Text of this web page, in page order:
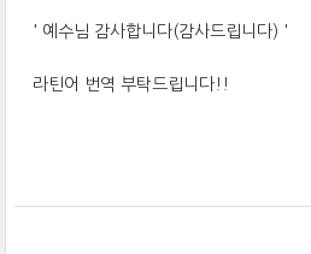
' 예수님 감사합니다(감사드립니다) '
라틴어 번역 부탁드립니다!!